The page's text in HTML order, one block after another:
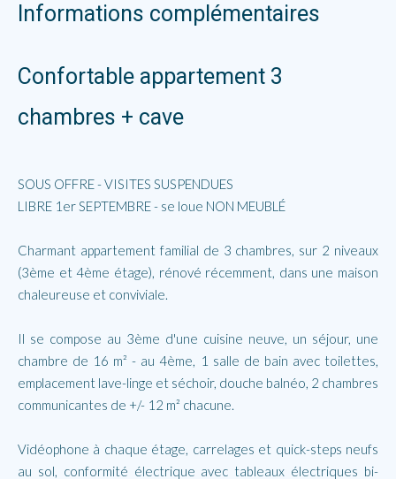
Informations complémentaires
Confortable appartement 3
chambres + cave
SOUS OFFRE - VISITES SUSPENDUES
LIBRE 1er SEPTEMBRE - se loue NON MEUBLÉ
Charmant appartement familial de 3 chambres, sur 2 niveaux
(3ème et 4ème étage), rénové récemment, dans une maison
chaleureuse et conviviale.
Il se compose au 3ème d'une cuisine neuve, un séjour, une
chambre de 16 m² - au 4ème, 1 salle de bain avec toilettes,
emplacement lave-linge et séchoir, douche balnéo, 2 chambres
communicantes de +/- 12 m² chacune.
Vidéophone à chaque étage, carrelages et quick-steps neufs
au sol, conformité électrique avec tableaux électriques bi-